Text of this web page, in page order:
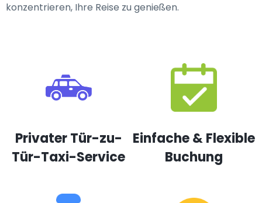
konzentrieren, Ihre Reise zu genießen.
Privater Tür-zu-
Tür-Taxi-Service
Einfache & Flexible
Buchung